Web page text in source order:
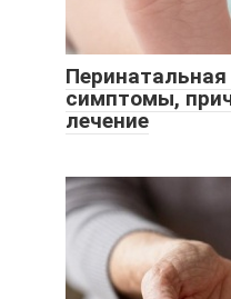
симптомы,
лечение